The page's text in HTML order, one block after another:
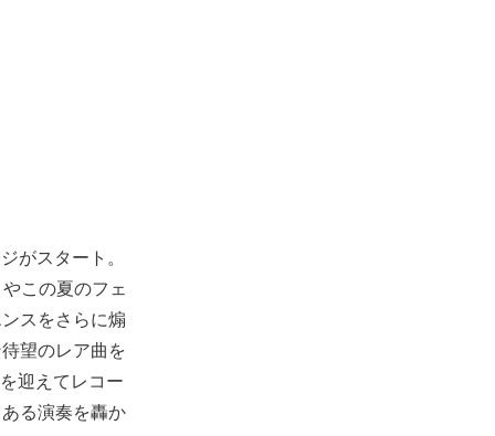
がスタート。
この夏のフェ
スをさらに煽
望のレア曲を
迎えてレコー
る演奏を轟か